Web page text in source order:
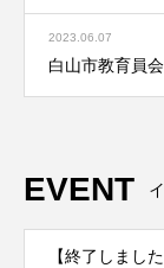
2023.06.07
白山市教育員
EVENT
【終了しまし